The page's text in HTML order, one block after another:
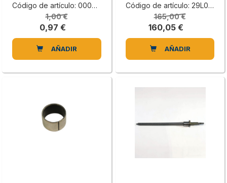
Código de artículo: 0000704289E
1,00 €
0,97 €
AÑADIR
Código de artículo: 29L0045335G
165,00 €
160,05 €
AÑADIR